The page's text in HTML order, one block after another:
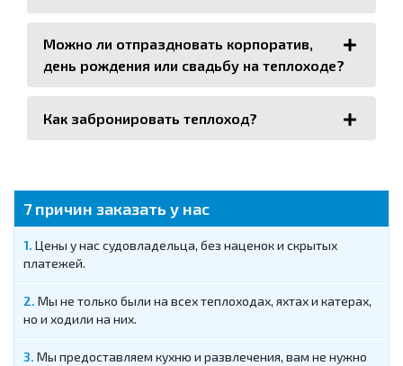
Можно ли отпраздновать корпоратив,
день рождения или свадьбу на теплоходе?
Как забронировать теплоход?
7 причин заказать у нас
Цены у нас судовладельца, без наценок и скрытых
платежей.
Мы не только были на всех теплоходах, яхтах и катерах,
но и ходили на них.
Мы предоставляем кухню и развлечения, вам не нужно